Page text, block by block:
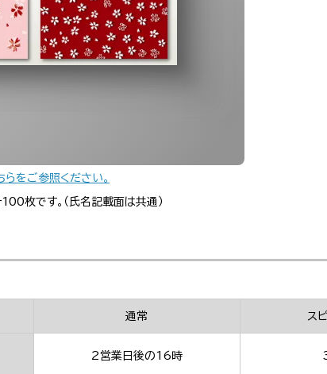
をご参照ください。
枚です。（氏名記載面は共通）
通常 ス
2営業日後の16時